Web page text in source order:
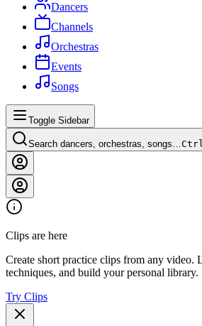
Dancers
Channels
Orchestras
Events
Songs
Toggle Sidebar
Search dancers, orchestras, songs…
Clips are here
Create short practice clips from any video.
techniques, and build your personal library.
Try Clips